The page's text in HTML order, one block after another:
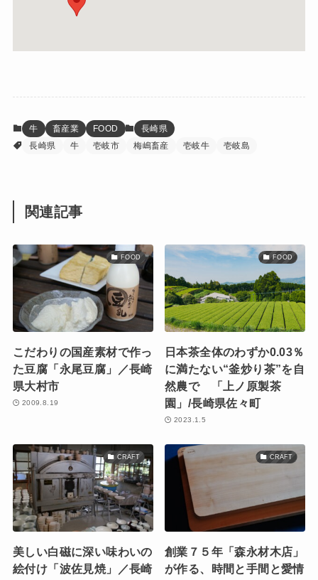
牛 畜産業 FOOD
長崎県
長崎県
牛 壱岐市 梅嶋畜産 壱岐牛 壱岐島
関連記事
FOOD
こだわりの国産素材で作っ
た豆腐「永尾豆腐」／長崎
県大村市
2009.8.19
FOOD
日本茶全体のわずか0.03％
に満たない“釜炒り茶”を自
然農で 「上ノ原製茶
園」/長崎県佐々町
2023.1.5
CRAFT
美しい白磁に深い味わいの
絵付け「波佐見焼」／長崎
CRAFT
創業７５年「森永材木店」
が作る、時間と手間と愛情